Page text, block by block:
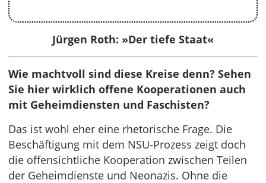
Jürgen Roth: »Der tiefe Staat«
Wie machtvoll sind diese Kreise denn? Sehen
Sie hier wirklich offene Kooperationen auch
mit Geheimdiensten und Faschisten?
Das ist wohl eher eine rhetorische Frage. Die
Beschäftigung mit dem NSU-Prozess zeigt doch
die offensichtliche Kooperation zwischen Teilen
der Geheimdienste und Neonazis. Ohne die